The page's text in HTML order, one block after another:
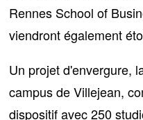
Rennes School of
viendront également
Un projet d'envergure,
campus de Villejean,
dispositifavec 250